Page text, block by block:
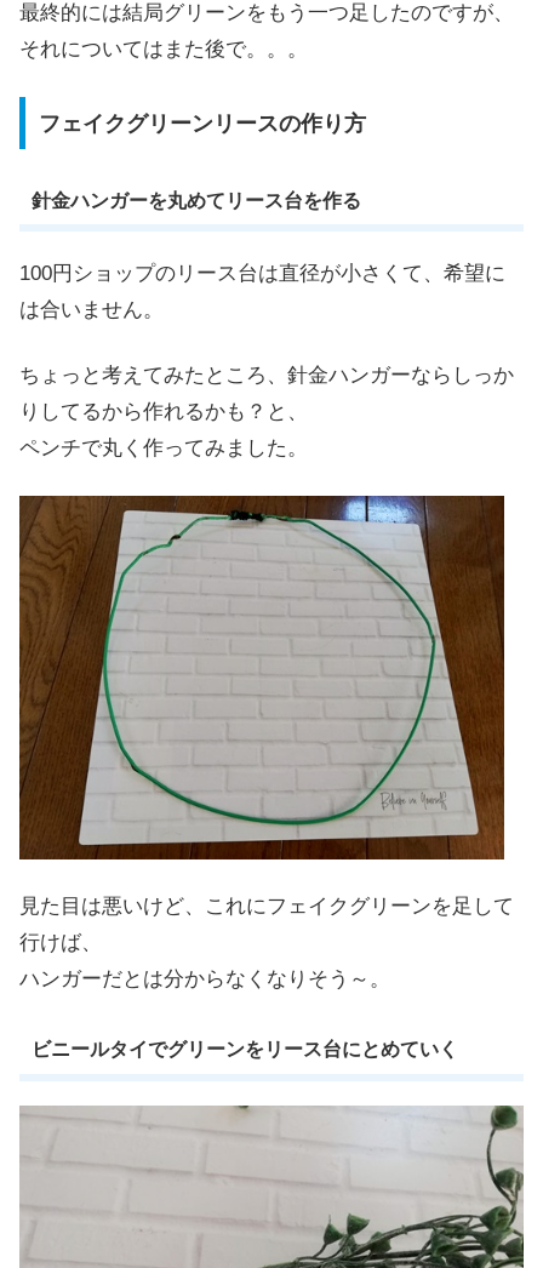
最終的には結局グリーンをもう一つ足したのですが、
それについてはまた後で。。。
フェイクグリーンリースの作り方
針金ハンガーを丸めてリース台を作る
100円ショップのリース台は直径が小さくて、希望に
は合いません。
ちょっと考えてみたところ、針金ハンガーならしっか
りしてるから作れるかも？と、
ペンチで丸く作ってみました。
見た目は悪いけど、これにフェイクグリーンを足して
行けば、
ハンガーだとは分からなくなりそう～。
ビニールタイでグリーンをリース台にとめていく